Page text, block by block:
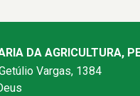
DA AGRICULTURA,
Vargas, 1384